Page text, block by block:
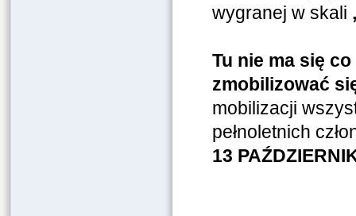
wygranej w skali
Tu nie ma się
zmobilizować
mobilizacji
pełnoletnich
13